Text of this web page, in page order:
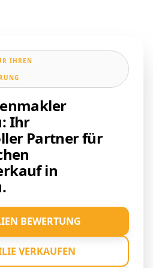
IHREN
Ihr
Partner für
in
BEWERTUNG
VERKAUFEN